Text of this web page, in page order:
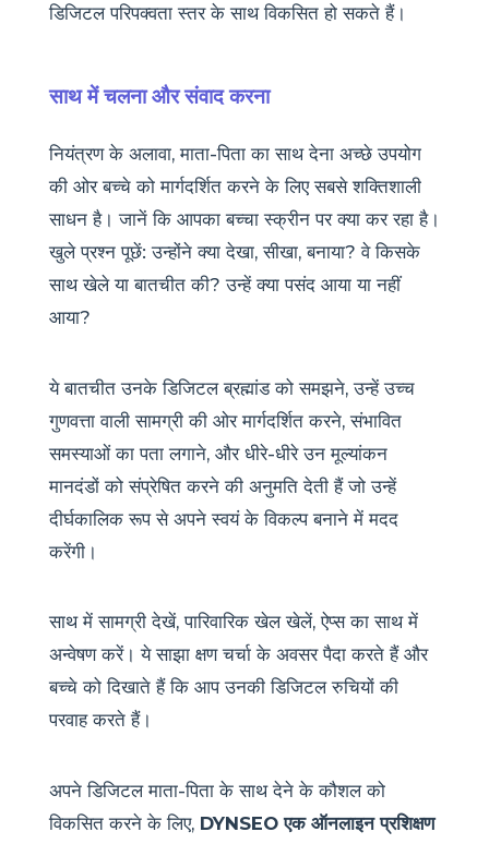
डिजिटल परिपक्वता स्तर के साथ विकसित हो सकते हैं।
साथ में चलना और संवाद करना
नियंत्रण के अलावा, माता-पिता का साथ देना अच्छे उपयोग
की ओर बच्चे को मार्गदर्शित करने के लिए सबसे शक्तिशाली
साधन है। जानें कि आपका बच्चा स्क्रीन पर क्या कर रहा है।
खुले प्रश्न पूछें: उन्होंने क्या देखा, सीखा, बनाया? वे किसके
साथ खेले या बातचीत की? उन्हें क्या पसंद आया या नहीं
आया?
ये बातचीत उनके डिजिटल ब्रह्मांड को समझने, उन्हें उच्च
गुणवत्ता वाली सामग्री की ओर मार्गदर्शित करने, संभावित
समस्याओं का पता लगाने, और धीरे-धीरे उन मूल्यांकन
मानदंडों को संप्रेषित करने की अनुमति देती हैं जो उन्हें
दीर्घकालिक रूप से अपने स्वयं के विकल्प बनाने में मदद
करेंगी।
साथ में सामग्री देखें, पारिवारिक खेल खेलें, ऐप्स का साथ में
अन्वेषण करें। ये साझा क्षण चर्चा के अवसर पैदा करते हैं और
बच्चे को दिखाते हैं कि आप उनकी डिजिटल रुचियों की
परवाह करते हैं।
अपने डिजिटल माता-पिता के साथ देने के कौशल को
विकसित करने के लिए, DYNSEO एक ऑनलाइन प्रशिक्षण